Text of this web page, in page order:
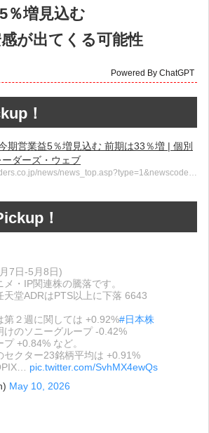
％増見込む
感が出てくる可能性
Powered By ChatGPT
！
期営業益5％増見込む 前期は33％増 | 個別
ダーズ・ウェブ
news/news_top.asp?type=1&newscode…
！
7日-5月8日)
・IP関連株の騰落です。
天堂ADRはPTS以上に下落 6643
第２週に関しては +0.92%#日本株
けのソニーグループ -0.42%
+0.84% など。
セクター23銘柄平均は +0.91%
pic.twitter.com/SvhMX4ewQs
May 10, 2026